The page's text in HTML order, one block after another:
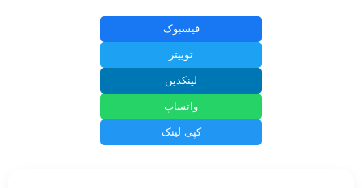
فیسبوک
توییتر
لینکدین
واتساپ
کپی لینک